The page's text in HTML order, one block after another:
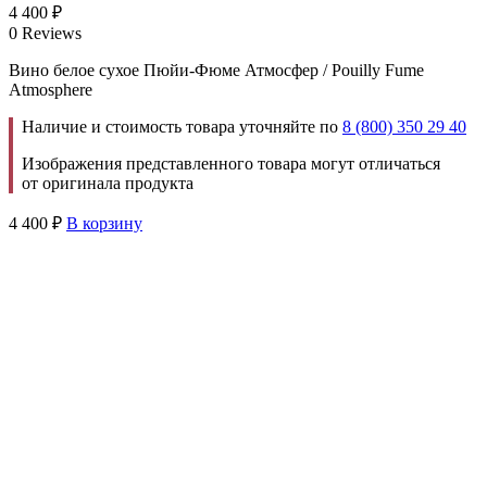
4 400 ₽
0 Reviews
Вино белое сухое Пюйи-Фюме Атмосфер / Pouilly Fume
Atmosphere
Наличие и стоимость товара уточняйте по 8 (800) 350 29 40
Изображения представленного товара могут отличаться
от оригинала продукта
4 400 ₽ В корзину